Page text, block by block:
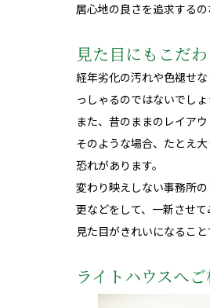
居心地の良さを追求する
見た目にもこだわ
経年劣化の汚れや色褪せ
っしゃるのではないでしょ
また、昔のままのレイア
そのような場合、たとえ
恐れがあります。
変わり映えしない事務所
更などをして、一新させて
見た目がきれいになるこ
ライトハウスへご